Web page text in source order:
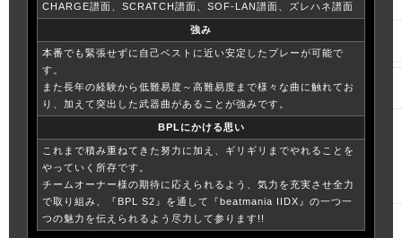
CHARGE譜面、SCRATCH譜面、SOF-LAN譜面、ズレハネ譜面
強み
本番でも緊張せずに自己ベストに近い安定したプレーが可能で
す。
また長年の経験から低難易度～高難易度まで様々な曲に触れてお
り、加えて突出した武器曲があることが強みです。
BPLにかける思い
これまで積み重ねてきた努力に加え、ギリギリまでやれることを
やっていく所存です。
チームオーナー様の期待に応えられるよう、気力を充実させ全力
で取り組み、『BPL S2』を通して『beatmania IIDX』の一つ一
つの魅力を伝えられるよう尽力して参ります!!